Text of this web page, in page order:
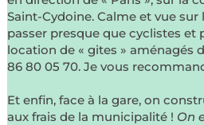
Saint-Cydoine. Calme et vue
passer presque que cyclistes et
location de « gites » aménagés
86 80 05 70. Je vous
Et enfin, face à la gare, on
aux frais de la municipalité ! On